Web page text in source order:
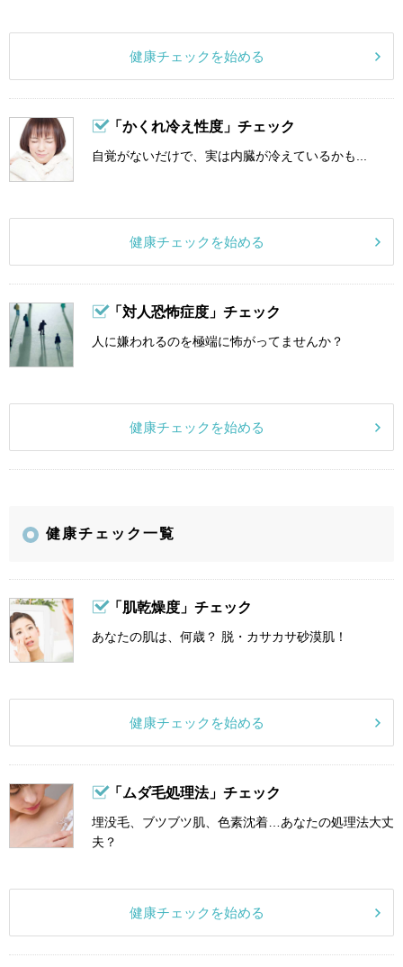
健康チェックを始める
「かくれ冷え性度」チェック
自覚がないだけで、実は内臓が冷えているかも...
健康チェックを始める
「対人恐怖症度」チェック
人に嫌われるのを極端に怖がってませんか？
健康チェックを始める
健康チェック一覧
「肌乾燥度」チェック
あなたの肌は、何歳？ 脱・カサカサ砂漠肌！
健康チェックを始める
「ムダ毛処理法」チェック
埋没毛、ブツブツ肌、色素沈着…あなたの処理法大丈
夫？
健康チェックを始める